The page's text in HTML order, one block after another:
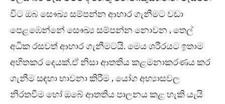
විට ඔබ සෞඛ්‍ය සම්පන්න ආහාර ගැනීමට වඩා
පෙළඹෙන්නේ සෞඛ්‍ය සම්පන්න නොවන , තෙල්
අධික රසවත් ආහාර ගැනීමටයි. මෙය ශරීරයට ඉතාම
අහිතකර දෙයක්.ඒ නිසා ආතතිය කළමනාකරණය කර
ගැනීම සඳහා භාවනා කිරීම , යෝග අභ්‍යාසවල
නිරතවීම හෝ ඔබේ ආතතිය පාලනය කළ හැකි යැයි